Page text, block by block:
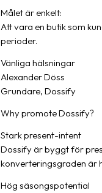
Målet är enkelt:
Att vara en butik som
perioder.
Vänliga hälsningar
Alexander Döss
Grundare, Dossify
Why promote Dossify?
Stark present-intent
Dossify är byggt för
konverteringsgraden är
Hög säsongspotential